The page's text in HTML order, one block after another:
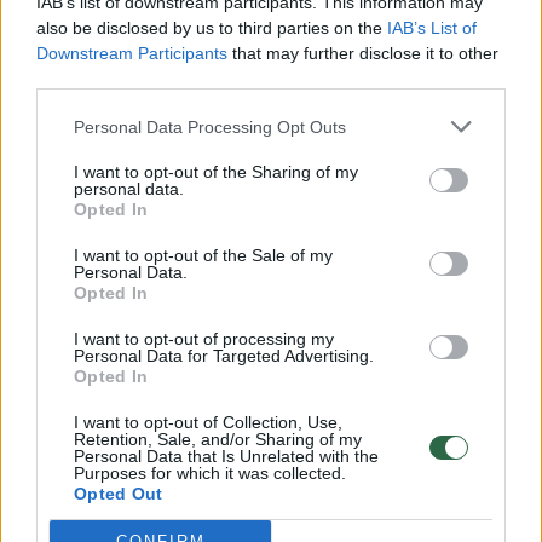
also be disclosed by us to third parties on the IAB’s List of
Downstream Participants that may further disclose it to other
Personal Data Processing Opt Outs
I want to opt-out of the Sharing of my
personal data.
Opted In
I want to opt-out of the Sale of my
Personal Data.
Opted In
I want to opt-out of processing my
Personal Data for Targeted Advertising.
Opted In
I want to opt-out of Collection, Use,
Retention, Sale, and/or Sharing of my
Personal Data that Is Unrelated with the
Purposes for which it was collected.
Opted Out
vaiko gyvybių išgelbėti nepavyko
Žinios | Lietuvos diena
00:00:57
Savaitės vidurys nusimato karštas: temperatūra kils iki
32 laipsnių šilumos
Žinios | Orai
Nufilmavo, kaip patvino Vilniaus Vakarinis aplinkkelis:
Žinios | Lietuvos diena
00:00:55
Avarija Vilniuje: į stotelę įsirėžęs automobilis sužalojo
dvi moteris